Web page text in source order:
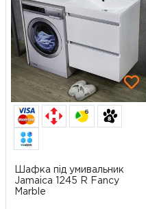
6
Шафка під умивальник
Jamaica 1245 R Fancy
Marble